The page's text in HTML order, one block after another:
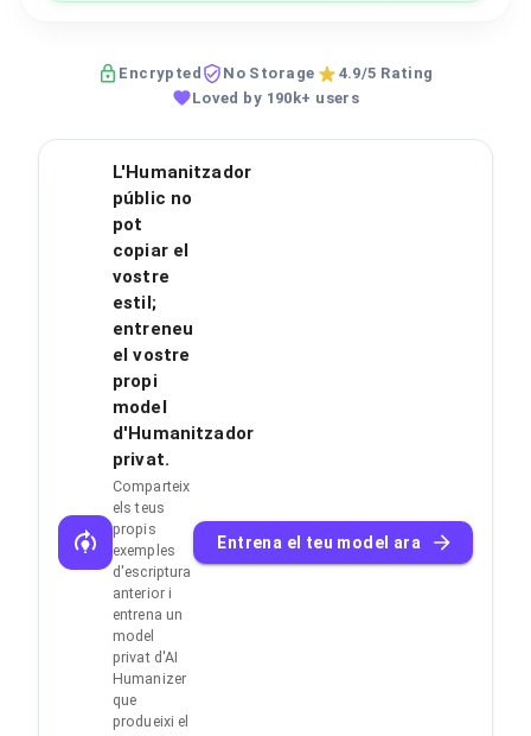
Encrypted No Storage
4.9/5 Rating
Loved by 190k+ users
L'Humanitzador
públic no
pot
copiar el
vostre
estil;
entreneu
el vostre
propi
model
d'Humanitzador
privat.
Comparteix
els teus
propis
exemples
d'escriptura
anterior i
entrena un
model
privat d'AI
Humanizer
que
produeixi el
Entrena el teu model ara